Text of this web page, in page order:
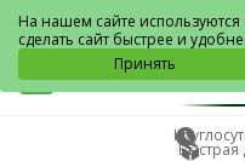
Чебаркуль
Быстрая
На нашем сайте
сделать сайт быстрее и
Принять